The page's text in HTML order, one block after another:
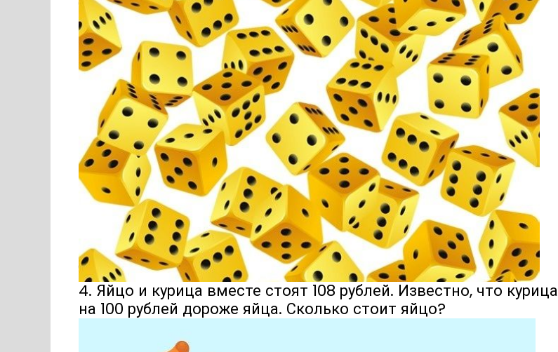
4. Яйцо и курица вместе стоят 108 рублей. Известно, что курица
на 100 рублей дороже яйца. Сколько стоит яйцо?